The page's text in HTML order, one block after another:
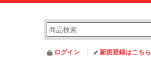
ログイン 新規登録はこちら